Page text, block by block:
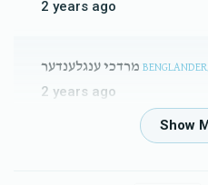
2 years ago
2 years ago